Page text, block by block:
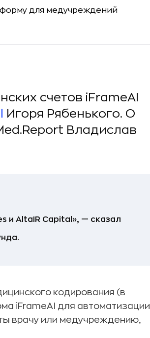
счетов iFrameAI
Игоря Рябенького. О
Владислав
и AltaIR Capital», — сказал
кодирования (в
iFrameAI для автоматизации
врачу или медучреждению,